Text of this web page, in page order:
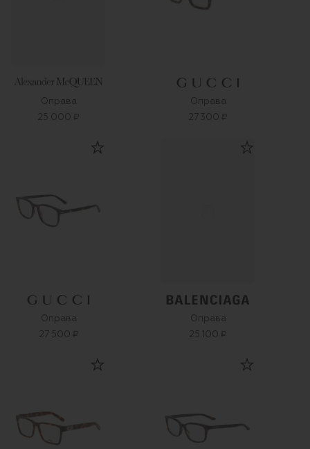
Оправа
25 000 ₽
Оправа
27 300 ₽
Оправа
27 500 ₽
Оправа
25 100 ₽